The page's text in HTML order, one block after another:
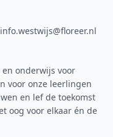
info.westwijs@floreer.nl
onderwijs voor
voor onze leerlingen
en lef de toekomst
oog voor elkaar én de